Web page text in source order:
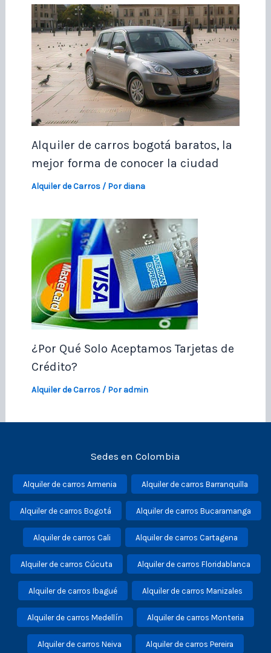
Alquiler de carros bogotá baratos, la
mejor forma de conocer la ciudad
Alquiler de Carros/ Pordiana
¿Por Qué Solo Aceptamos Tarjetas de
Crédito?
Alquiler de Carros/ Poradmin
Sedes en Colombia
Alquiler de carros Armenia Alquiler de carros Barranquilla
Alquiler de carros Bogotá Alquiler de carros Bucaramanga
Alquiler de carros Cali Alquiler de carros Cartagena
Alquiler de carros Cúcuta Alquiler de carros Floridablanca
Alquiler de carros Ibagué Alquiler de carros Manizales
Alquiler de carros Medellín Alquiler de carros Monteria
Alquiler de carros Neiva Alquiler de carros Pereira